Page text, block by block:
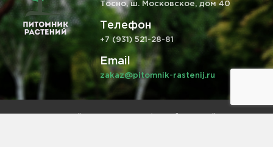
Тосно, ш. Московское, дом 40
Телефон
+7 (931) 521-28-81
Email
zakaz@pitomnik-rastenij.ru